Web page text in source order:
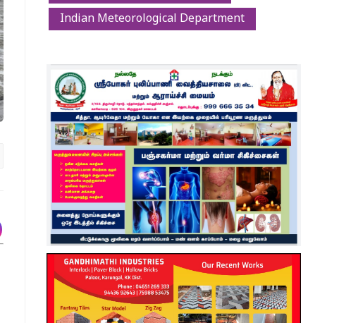
Indian Meteorological Department